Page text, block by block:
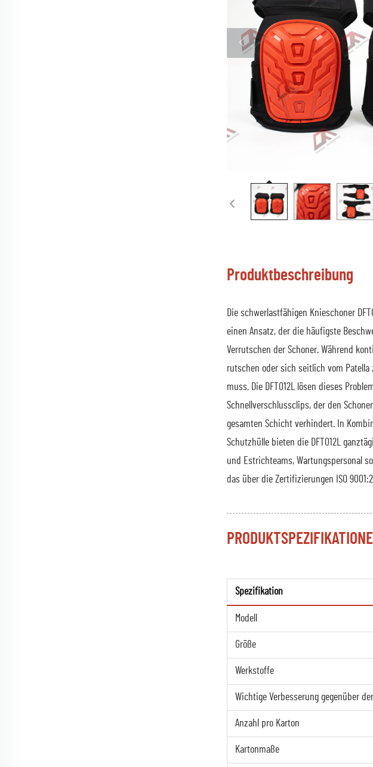
Produktbeschreibung
Die schwerlastfähigen Knieschoner
einen Ansatz, der die häufigste
Verrutschen der Schoner. Während
rutschen oder sich seitlich vom
muss. Die DFT012L lösen dieses
Schnellverschlussclips, der den
gesamten Schicht verhindert. In
Schutzhülle bieten die DFT012L
und Estrichteams, Wartungspersonal
das über die Zertifizierungen ISO
Spezifikation
Modell
Größe
Werkstoffe
Wichtige Verbesserung gegenüber
Anzahl pro Karton
Kartonmaße